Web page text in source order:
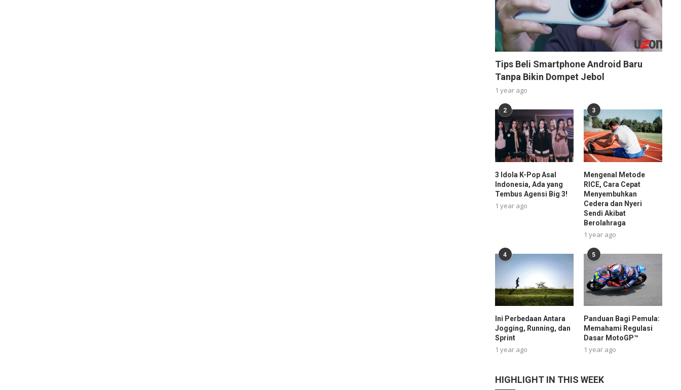
Tips Beli Smartphone Android Baru
Tanpa Bikin Dompet Jebol
1 year ago
2
3 Idola K-Pop Asal
Indonesia, Ada yang
Tembus Agensi Big 3!
1 year ago
3
Mengenal Metode
RICE, Cara Cepat
Menyembuhkan
Cedera dan Nyeri
Sendi Akibat
Berolahraga
1 year ago
4
Ini Perbedaan Antara
Jogging, Running, dan
Sprint
1 year ago
5
Panduan Bagi Pemula:
Memahami Regulasi
Dasar MotoGP™
1 year ago
HIGHLIGHT IN THIS WEEK